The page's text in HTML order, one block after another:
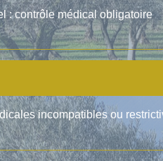
: contrôle médical obligatoire
incompatibles ou